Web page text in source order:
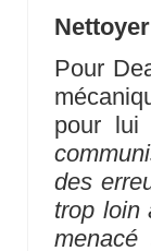
Pour
pour lui
des
trop loin